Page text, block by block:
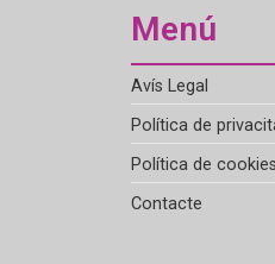
Menú
Avís Legal
Política de
Política de cookies
Contacte